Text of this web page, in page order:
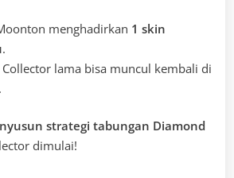
menghadirkan 1 skin
.
lama bisa muncul kembali di
strategi tabungan Diamond
dimulai!